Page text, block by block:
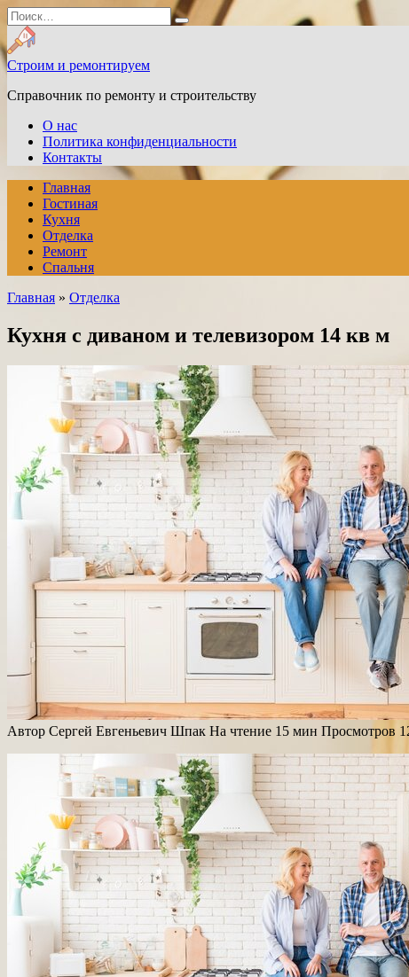
Перейти
к
содержанию
Search
for:
Строим и ремонтируем
Справочник по ремонту и строительству
О нас
Политика конфиденциальности
Контакты
Главная
Гостиная
Кухня
Отделка
Ремонт
Спальня
Главная » Отделка
Кухня с диваном и телевизором 14 кв м
Автор Сергей Евгеньевич Шпак На чтение 15 мин Просмотров